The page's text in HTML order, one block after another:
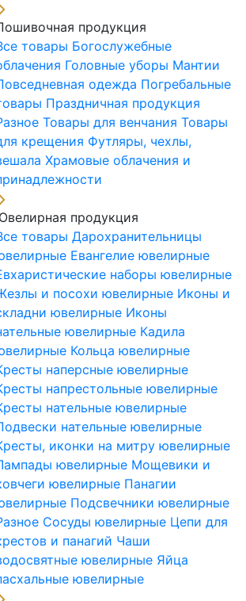
продукция
товары Богослужебные
Головные уборы Мантии
одежда Погребальные
Праздничная продукция
Товары для венчания Товары
крещения Футляры, чехлы,
Храмовые облачения и
продукция
товары Дарохранительницы
Евангелие ювелирные
наборы ювелирные
и посохи ювелирные Иконы и
ювелирные Иконы
ювелирные Кадила
Кольца ювелирные
наперсные ювелирные
напрестольные ювелирные
нательные ювелирные
нательные ювелирные
иконки на митру ювелирные
ювелирные Мощевики и
ювелирные Панагии
Подсвечники ювелирные
Сосуды ювелирные Цепи для
и панагий Чаши
ювелирные Яйца
ювелирные